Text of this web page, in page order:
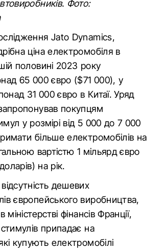
Фото:
Jato Dynamics,
ціна електромобіля в
половині 2023 року
65 000 євро ($71 000), у
31 000 євро в Китаї. Уряд
покупцям
у розмірі від 5 000 до 7 000
більше електромобілів на
вартістю 1 мільярд євро
на рік.
дешевих
європейського виробництва,
міністерстві фінансів Франції,
припадає на
купують електромобілі